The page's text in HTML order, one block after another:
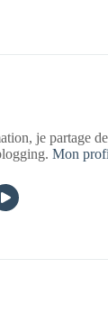
je partage
Mon